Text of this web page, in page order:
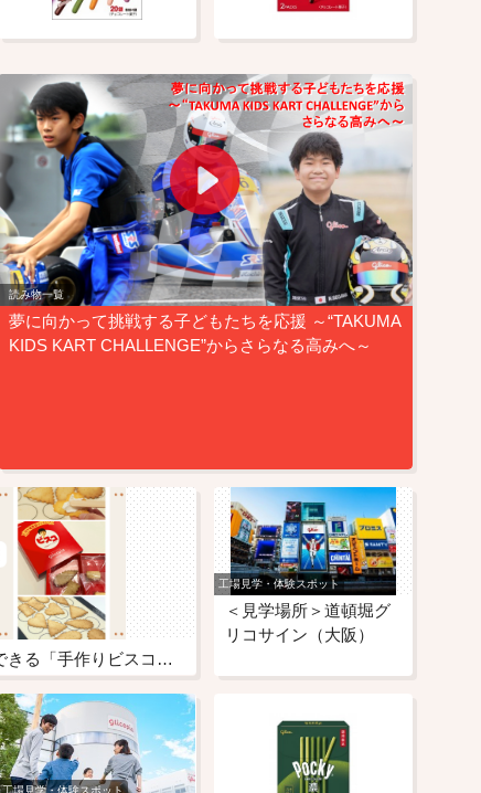
読み物一覧
夢に向かって挑戦する子どもたちを応援 ～“TAKUMA
KIDS KART CHALLENGE”からさらなる高みへ～
グリコピア神戸だけで体験できる「手作りビスコ体験」
工場見学・体験スポット
＜見学場所＞道頓堀グ
リコサイン（大阪）
工場見学・体験スポット